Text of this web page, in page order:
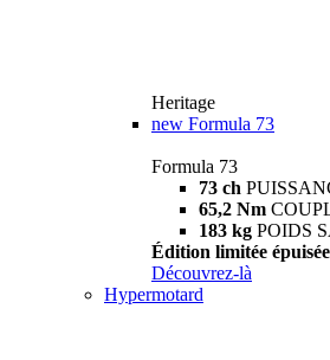
Heritage
new Formula 73
Formula 73
73 ch
65,2 Nm
183 kg POIDS
Édition limitée épuisée
Découvrez-là
Hypermotard